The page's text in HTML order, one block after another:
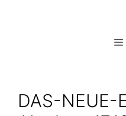
DAS-NEUE-